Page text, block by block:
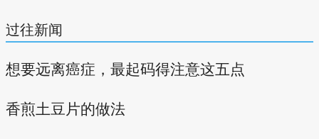
过往新闻
想要远离癌症，最起码得注意这五点
香煎土豆片的做法